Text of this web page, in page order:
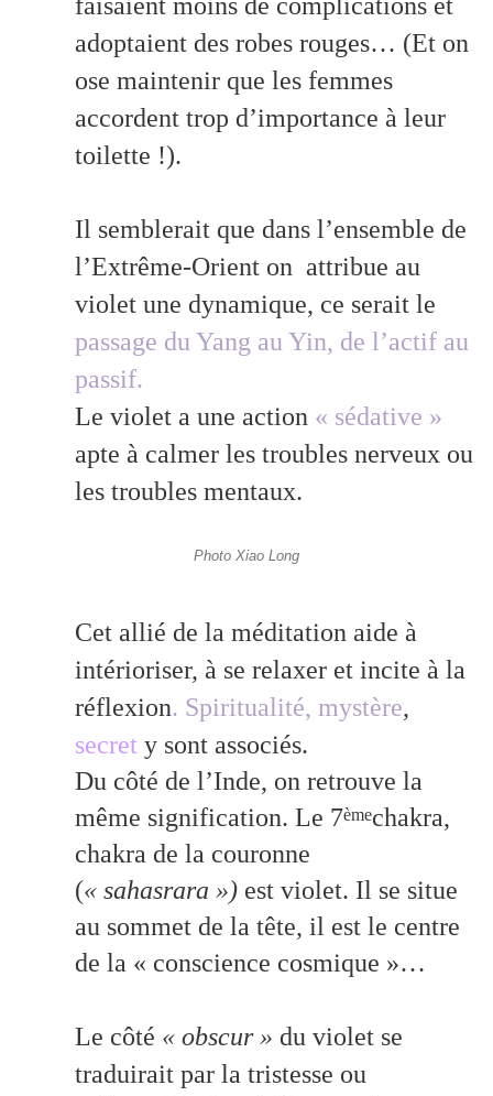
adoptaient des robes rouges… (Et on
ose maintenir que les femmes
accordent trop d’importance à leur
toilette !).
Il semblerait que dans l’ensemble de
l’Extrême-Orient on attribue au
violet une dynamique, ce serait le
passage du Yang au Yin, de l’actif au
passif.
Le violet a une action « sédative »
apte à calmer les troubles nerveux ou
les troubles mentaux.
Photo Xiao Long
Cet allié de la méditation aide à
intérioriser, à se relaxer et incite à la
réflexion. Spiritualité, mystère,
secret y sont associés.
Du côté de l’Inde, on retrouve la
même signification. Le 7èmechakra,
chakra de la couronne
(« sahasrara ») est violet. Il se situe
au sommet de la tête, il est le centre
de la « conscience cosmique »…
Le côté « obscur » du violet se
traduirait par la tristesse ou